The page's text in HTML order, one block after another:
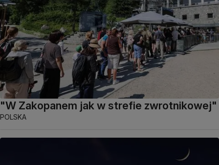
"W Zakopanem jak w strefie zwrotnikowej"
POLSKA